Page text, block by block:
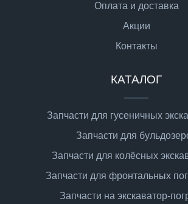
Оплата и доставка
Акции
Контакты
КАТАЛОГ
Запчасти для гусеничных
Запчасти для
Запчасти для колёсных
Запчасти для фронтальных
Запчасти на экскаватор-